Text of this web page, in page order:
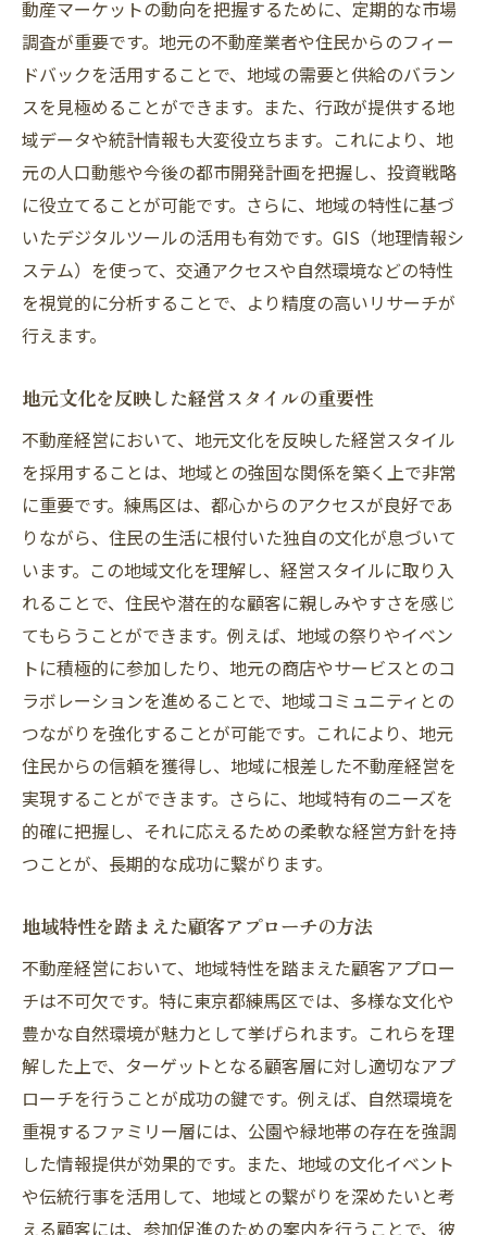
動産マーケットの動向を把握するために、定期的な市場
調査が重要です。地元の不動産業者や住民からのフィー
ドバックを活用することで、地域の需要と供給のバラン
スを見極めることができます。また、行政が提供する地
域データや統計情報も大変役立ちます。これにより、地
元の人口動態や今後の都市開発計画を把握し、投資戦略
に役立てることが可能です。さらに、地域の特性に基づ
いたデジタルツールの活用も有効です。GIS（地理情報シ
ステム）を使って、交通アクセスや自然環境などの特性
を視覚的に分析することで、より精度の高いリサーチが
行えます。
地元文化を反映した経営スタイルの重要性
不動産経営において、地元文化を反映した経営スタイル
を採用することは、地域との強固な関係を築く上で非常
に重要です。練馬区は、都心からのアクセスが良好であ
りながら、住民の生活に根付いた独自の文化が息づいて
います。この地域文化を理解し、経営スタイルに取り入
れることで、住民や潜在的な顧客に親しみやすさを感じ
てもらうことができます。例えば、地域の祭りやイベン
トに積極的に参加したり、地元の商店やサービスとのコ
ラボレーションを進めることで、地域コミュニティとの
つながりを強化することが可能です。これにより、地元
住民からの信頼を獲得し、地域に根差した不動産経営を
実現することができます。さらに、地域特有のニーズを
的確に把握し、それに応えるための柔軟な経営方針を持
つことが、長期的な成功に繋がります。
地域特性を踏まえた顧客アプローチの方法
不動産経営において、地域特性を踏まえた顧客アプロー
チは不可欠です。特に東京都練馬区では、多様な文化や
豊かな自然環境が魅力として挙げられます。これらを理
解した上で、ターゲットとなる顧客層に対し適切なアプ
ローチを行うことが成功の鍵です。例えば、自然環境を
重視するファミリー層には、公園や緑地帯の存在を強調
した情報提供が効果的です。また、地域の文化イベント
や伝統行事を活用して、地域との繋がりを深めたいと考
える顧客には、参加促進のための案内を行うことで、彼